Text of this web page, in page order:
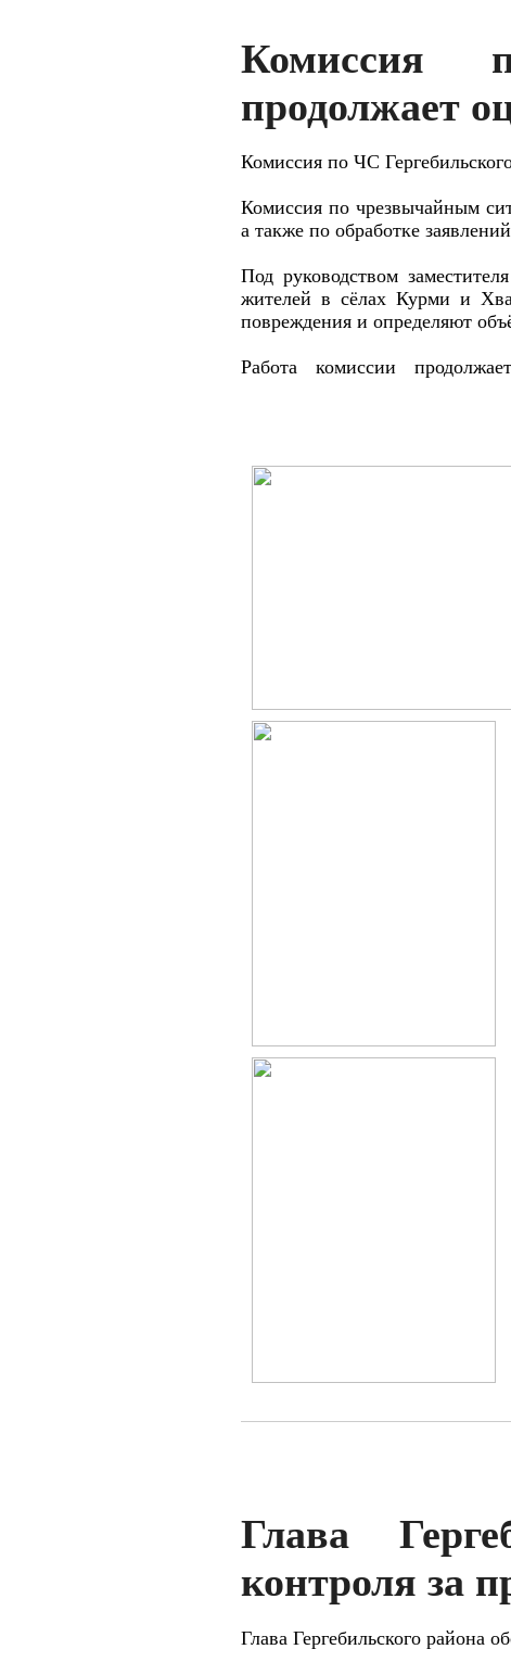
Комиссия
продолжает
Комиссия по ЧС
Комиссия по чрезвычайным
а также по обработке
Под руководством
жителей в сёлах Курми и
повреждения и определяют
Работа комиссии
Глава
контроля за
Глава Гергебильского района